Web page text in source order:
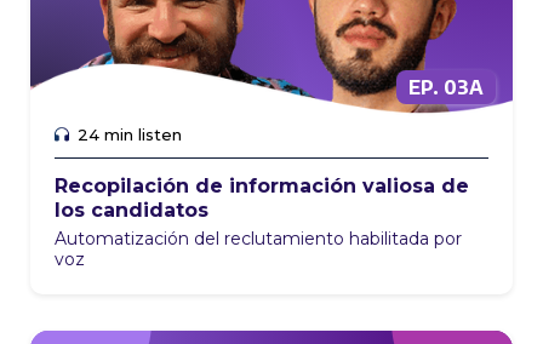
EP. 01
EP. 03A
24 min listen
Recopilación de información valiosa de
los candidatos
Automatización del reclutamiento habilitada por
voz